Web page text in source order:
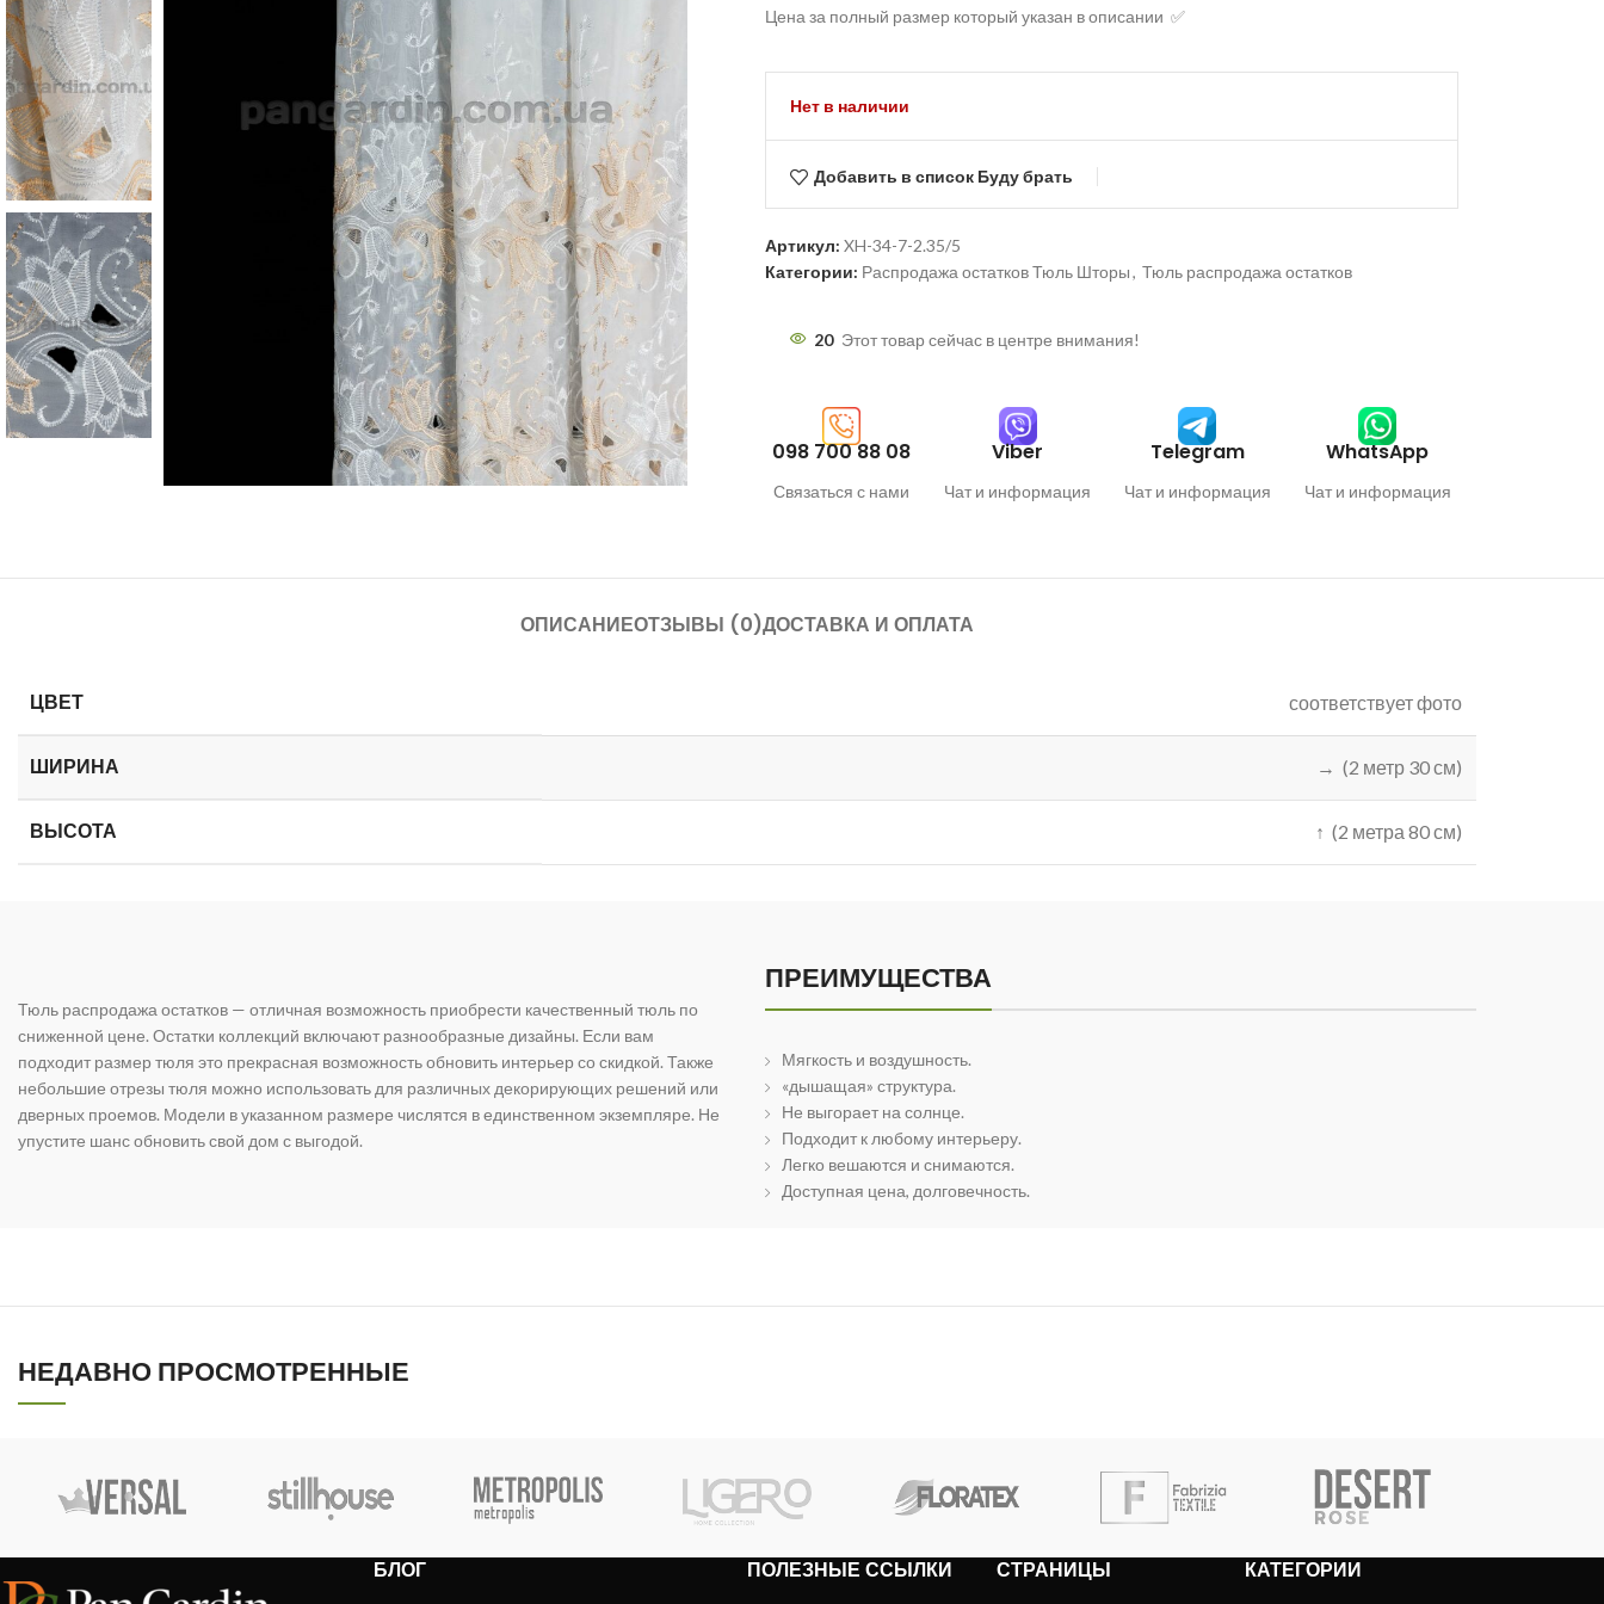
Цена за полный размер который указан в описании ✅
Нет в наличии
Добавить в список Буду брать
Артикул: XH-34-7-2.35/5
Категории: Распродажа остатков Тюль Шторы, Тюль распродажа остатков
20 Этот товар сейчас в центре внимания!
098 700 88 08
Связаться с нами
Viber
Чат и информация
Telegram
Чат и информация
WhatsApp
Чат и информация
ОПИСАНИЕОТЗЫВЫ (0)ДОСТАВКА И ОПЛАТА
ЦВЕТ соответствует фото
ШИРИНА → (2 метр 30 см)
ВЫСОТА ↑ (2 метра 80 см)
Тюль распродажа остатков — отличная возможность приобрести качественный тюль по
сниженной цене. Остатки коллекций включают разнообразные дизайны. Если вам
подходит размер тюля это прекрасная возможность обновить интерьер со скидкой. Также
небольшие отрезы тюля можно использовать для различных декорирующих решений или
дверных проемов. Модели в указанном размере числятся в единственном экземпляре. Не
упустите шанс обновить свой дом с выгодой.
ПРЕИМУЩЕСТВА
Мягкость и воздушность.
«дышащая» структура.
Не выгорает на солнце.
Подходит к любому интерьеру.
Легко вешаются и снимаются.
Доступная цена, долговечность.
НЕДАВНО ПРОСМОТРЕННЫЕ
БЛОГ ПОЛЕЗНЫЕ ССЫЛКИ СТРАНИЦЫ КАТЕГОРИИ